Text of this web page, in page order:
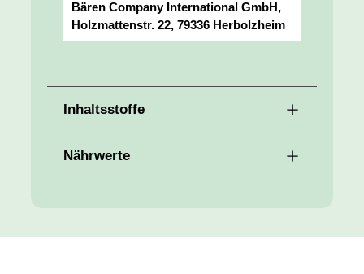
Bären Company International GmbH,
Holzmattenstr. 22, 79336 Herbolzheim
Inhaltsstoffe
Nährwerte